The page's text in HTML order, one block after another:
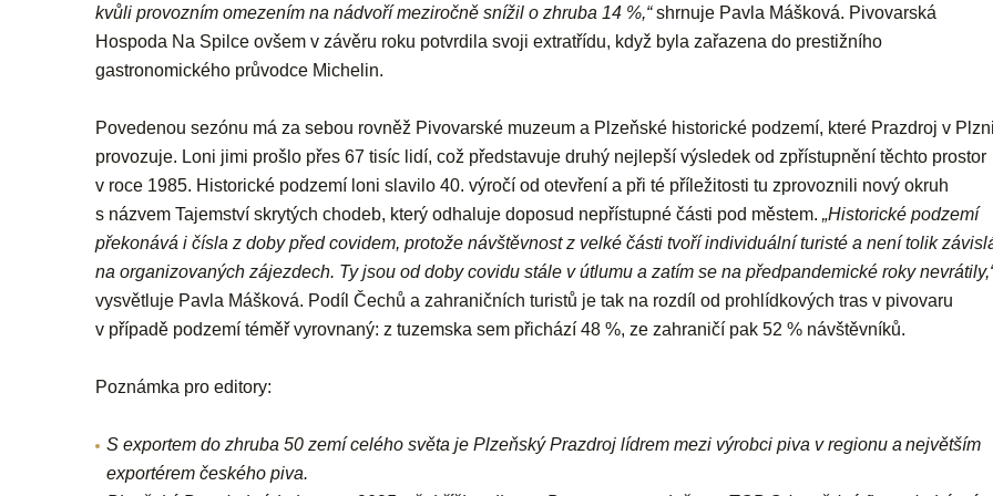
kvůli provozním omezením na nádvoří meziročně snížil o zhruba 14 %,“shrnuje Pavla Mášková. Pivovarská
Hospoda Na Spilce ovšem v závěru roku potvrdila svoji extratřídu, když byla zařazena do prestižního
gastronomického průvodce Michelin.
Povedenou sezónu má za sebou rovněž Pivovarské muzeum a Plzeňské historické podzemí, které Prazdroj v Plzni
provozuje. Loni jimi prošlo přes 67 tisíc lidí, což představuje druhý nejlepší výsledek od zpřístupnění těchto prostor
v roce 1985. Historické podzemí loni slavilo 40. výročí od otevření a při té příležitosti tu zprovoznili nový okruh
s názvem Tajemství skrytých chodeb, který odhaluje doposud nepřístupné části pod městem. „Historické podzemí
překonává i čísla z doby před covidem, protože návštěvnost z velké části tvoří individuální turisté a není tolik
na organizovaných zájezdech. Ty jsou od doby covidu stále v útlumu a zatím se na předpandemické roky
vysvětluje Pavla Mášková. Podíl Čechů a zahraničních turistů je tak na rozdíl od prohlídkových tras v pivovaru
v případě podzemí téměř vyrovnaný: z tuzemska sem přichází 48 %, ze zahraničí pak 52 % návštěvníků.
Poznámka pro editory:
S exportem do zhruba 50 zemí celého světa je Plzeňský Prazdroj lídrem mezi výrobci piva v regionu a největším
exportérem českého piva.